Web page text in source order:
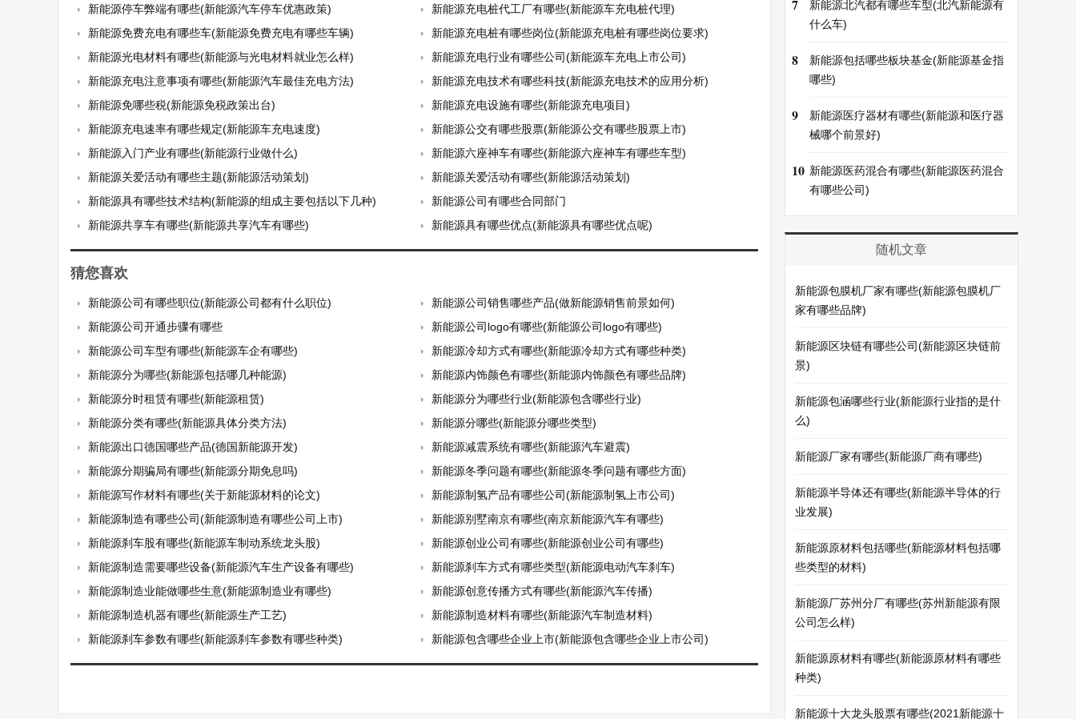
新能源停车弊端有哪些(新能源汽车停车优惠政策)
新能源充电桩代工厂有哪些(新能源车充电桩代理)
新能源免费充电有哪些车(新能源免费充电有哪些车辆)
新能源充电桩有哪些岗位(新能源充电桩有哪些岗位要求)
新能源光电材料有哪些(新能源与光电材料就业怎么样)
新能源充电行业有哪些公司(新能源车充电上市公司)
新能源充电注意事项有哪些(新能源汽车最佳充电方法)
新能源充电技术有哪些科技(新能源充电技术的应用分析)
新能源免哪些税(新能源免税政策出台)
新能源充电设施有哪些(新能源充电项目)
新能源充电速率有哪些规定(新能源车充电速度)
新能源公交有哪些股票(新能源公交有哪些股票上市)
新能源入门产业有哪些(新能源行业做什么)
新能源六座神车有哪些(新能源六座神车有哪些车型)
新能源关爱活动有哪些主题(新能源活动策划)
新能源关爱活动有哪些(新能源活动策划)
新能源具有哪些技术结构(新能源的组成主要包括以下几种)
新能源公司有哪些合同部门
新能源共享车有哪些(新能源共享汽车有哪些)
新能源具有哪些优点(新能源具有哪些优点呢)
猜您喜欢
新能源公司有哪些职位(新能源公司都有什么职位)
新能源公司销售哪些产品(做新能源销售前景如何)
新能源公司开通步骤有哪些
新能源公司logo有哪些(新能源公司logo有哪些)
新能源公司车型有哪些(新能源车企有哪些)
新能源冷却方式有哪些(新能源冷却方式有哪些种类)
新能源分为哪些(新能源包括哪几种能源)
新能源内饰颜色有哪些(新能源内饰颜色有哪些品牌)
新能源分时租赁有哪些(新能源租赁)
新能源分为哪些行业(新能源包含哪些行业)
新能源分类有哪些(新能源具体分类方法)
新能源分哪些(新能源分哪些类型)
新能源出口德国哪些产品(德国新能源开发)
新能源减震系统有哪些(新能源汽车避震)
新能源分期骗局有哪些(新能源分期免息吗)
新能源冬季问题有哪些(新能源冬季问题有哪些方面)
新能源写作材料有哪些(关于新能源材料的论文)
新能源制氢产品有哪些公司(新能源制氢上市公司)
新能源制造有哪些公司(新能源制造有哪些公司上市)
新能源别墅南京有哪些(南京新能源汽车有哪些)
新能源刹车股有哪些(新能源车制动系统龙头股)
新能源创业公司有哪些(新能源创业公司有哪些)
新能源制造需要哪些设备(新能源汽车生产设备有哪些)
新能源刹车方式有哪些类型(新能源电动汽车刹车)
新能源制造业能做哪些生意(新能源制造业有哪些)
新能源创意传播方式有哪些(新能源汽车传播)
新能源制造机器有哪些(新能源生产工艺)
新能源制造材料有哪些(新能源汽车制造材料)
新能源刹车参数有哪些(新能源刹车参数有哪些种类)
新能源包含哪些企业上市(新能源包含哪些企业上市公司)
7
新能源北汽都有哪些车型(北汽新能源有
什么车)
8
新能源包括哪些板块基金(新能源基金指
哪些)
9
新能源医疗器材有哪些(新能源和医疗器
械哪个前景好)
10 新能源医药混合有哪些(新能源医药混合
有哪些公司)
随机文章
新能源包膜机厂家有哪些(新能源包膜机厂
家有哪些品牌)
新能源区块链有哪些公司(新能源区块链前
景)
新能源包涵哪些行业(新能源行业指的是什
么)
新能源厂家有哪些(新能源厂商有哪些)
新能源半导体还有哪些(新能源半导体的行
业发展)
新能源原材料包括哪些(新能源材料包括哪
些类型的材料)
新能源厂苏州分厂有哪些(苏州新能源有限
公司怎么样)
新能源原材料有哪些(新能源原材料有哪些
种类)
新能源十大龙头股票有哪些(2021新能源十